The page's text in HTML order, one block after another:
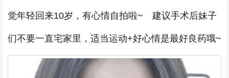
觉年轻回来10岁，有心情自拍啦~ 建议手术后妹子
们不要一直宅家里，适当运动+好心情是最好良药哦~